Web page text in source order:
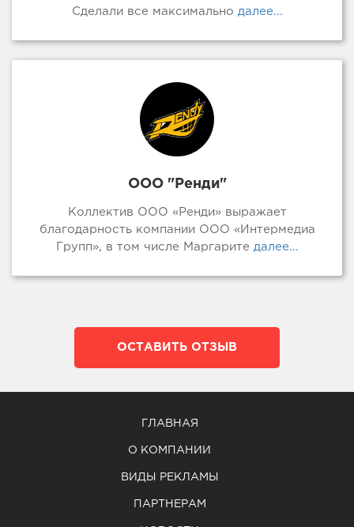
Сделали все максимально далее...
ООО "Ренди"
Коллектив ООО «Ренди» выражает
благодарность компании ООО «Интермедиа
Групп», в том числе Маргарите далее...
ОСТАВИТЬ ОТЗЫВ
ГЛАВНАЯ
О КОМПАНИИ
ВИДЫ РЕКЛАМЫ
ПАРТНЕРАМ